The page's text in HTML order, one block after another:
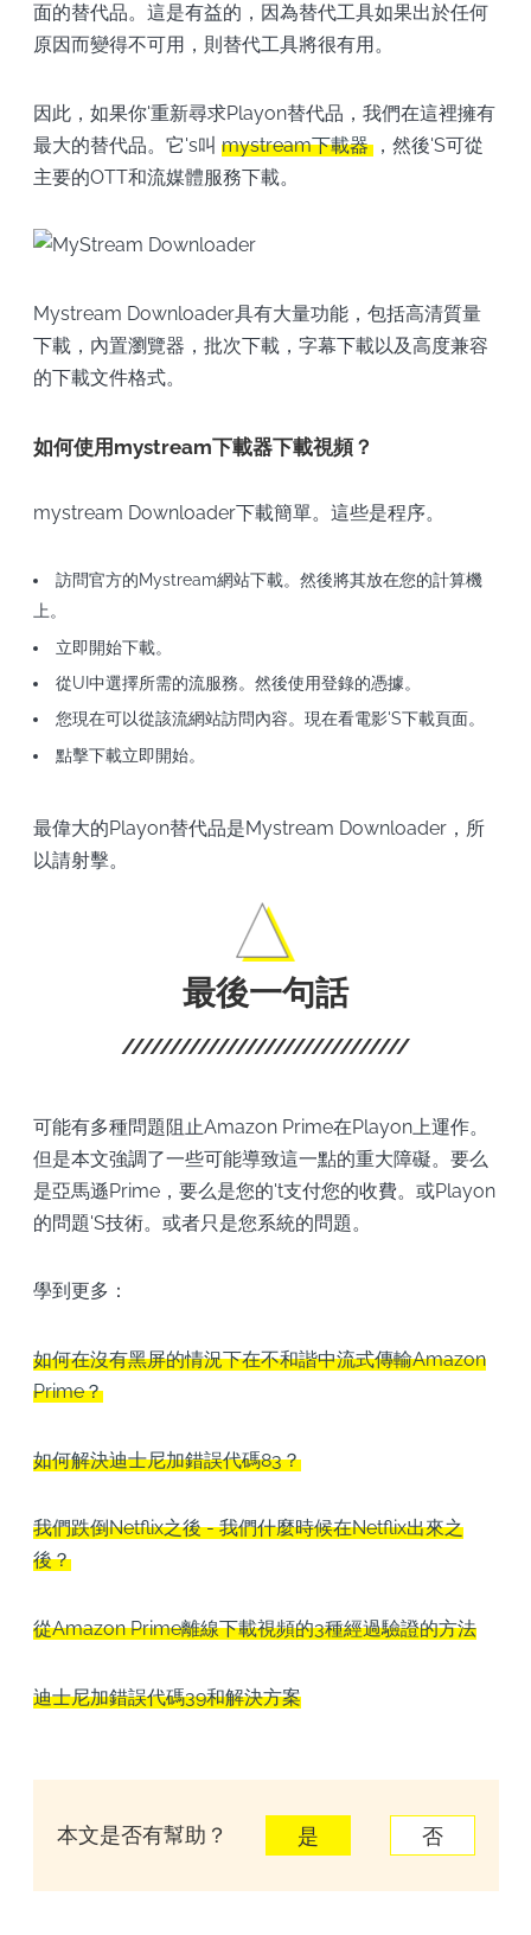
面的替代品。這是有益的，因為替代工具如果出於任何
原因而變得不可用，則替代工具將很有用。
因此，如果你'重新尋求Playon替代品，我們在這裡擁有
最大的替代品。它's叫 mystream下載器，然後'S可從
主要的OTT和流媒體服務下載。
Mystream Downloader具有大量功能，包括高清質量
下載，內置瀏覽器，批次下載，字幕下載以及高度兼容
的下載文件格式。
如何使用mystream下載器下載視頻？
mystream Downloader下載簡單。這些是程序。
訪問官方的Mystream網站下載。然後將其放在您的計算機
上。
立即開始下載。
從UI中選擇所需的流服務。然後使用登錄的憑據。
您現在可以從該流網站訪問內容。現在看電影'S下載頁面。
點擊下載立即開始。
最偉大的Playon替代品是Mystream Downloader，所
以請射擊。
最後一句話
可能有多種問題阻止Amazon Prime在Playon上運作。
但是本文強調了一些可能導致這一點的重大障礙。要么
是亞馬遜Prime，要么是您的't支付您的收費。或Playon
的問題'S技術。或者只是您系統的問題。
學到更多：
如何在沒有黑屏的情況下在不和諧中流式傳輸Amazon
Prime？
如何解決迪士尼加錯誤代碼83？
我們跌倒Netflix之後 - 我們什麼時候在Netflix出來之
後？
從Amazon Prime離線下載視頻的3種經過驗證的方法
迪士尼加錯誤代碼39和解決方案
本文是否有幫助？ 是 否